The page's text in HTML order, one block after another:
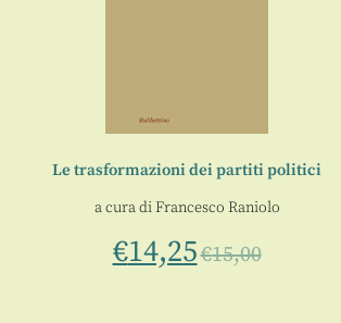
Le trasformazioni dei partiti politici
a cura diFrancesco Raniolo
€14,25€15,00